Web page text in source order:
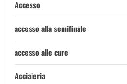
Accesso
accesso alla semifinale
accesso alle cure
Acciaieria